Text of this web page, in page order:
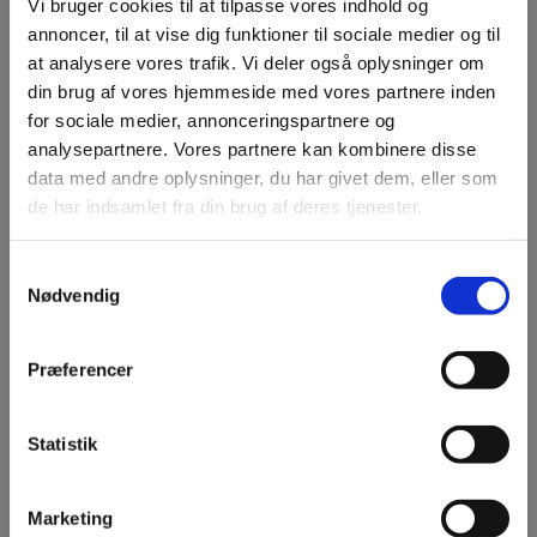
Vi bruger cookies til at tilpasse vores indhold og
annoncer, til at vise dig funktioner til sociale medier og til
at analysere vores trafik. Vi deler også oplysninger om
din brug af vores hjemmeside med vores partnere inden
for sociale medier, annonceringspartnere og
analysepartnere. Vores partnere kan kombinere disse
data med andre oplysninger, du har givet dem, eller som
de har indsamlet fra din brug af deres tjenester.
Nødvendig
Præferencer
Statistik
Marketing
Gå til vidensbasen
Professionel leverandør af
Siden midten af 90'erne har vi forsynet danske hjem
med biobrændsel af høj kvalitet. Vi tilbyder et bredt
får du endnu mere værdi for pengene.